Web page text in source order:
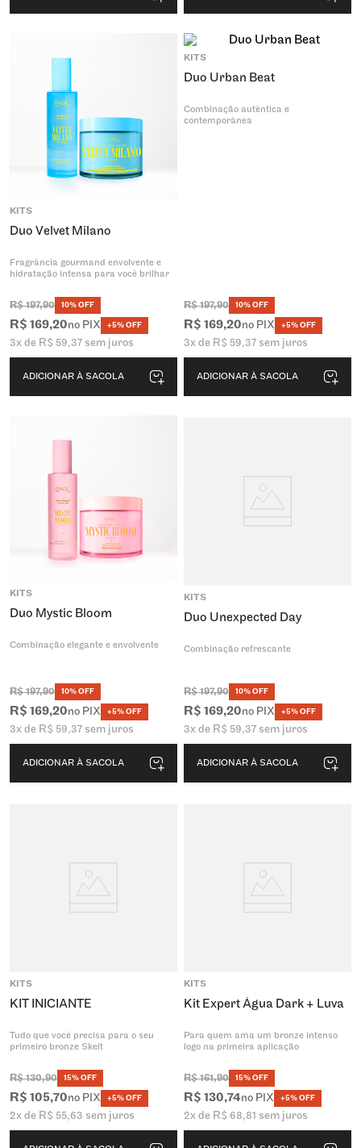
KITS
Duo Velvet Milano
Fragrância gourmand envolvente e
hidratação intensa para você brilhar
R$ 197,90 10% OFF
R$ 169,20no PIX +5% OFF
3x de R$ 59,37 sem juros
ADICIONAR À SACOLA
KITS
Duo Urban Beat
Combinação autêntica e
contemporânea
R$ 197,90 10% OFF
R$ 169,20no PIX +5% OFF
3x de R$ 59,37 sem juros
ADICIONAR À SACOLA
KITS
Duo Mystic Bloom
Combinação elegante e envolvente
R$ 197,90 10% OFF
R$ 169,20no PIX +5% OFF
3x de R$ 59,37 sem juros
ADICIONAR À SACOLA
KITS
Duo Unexpected Day
Combinação refrescante
R$ 197,90 10% OFF
R$ 169,20no PIX +5% OFF
3x de R$ 59,37 sem juros
ADICIONAR À SACOLA
KITS
KIT INICIANTE
Tudo que você precisa para o seu
primeiro bronze Skelt
R$ 130,90 15% OFF
R$ 105,70no PIX +5% OFF
2x de R$ 55,63 sem juros
KITS
Kit Expert Água Dark + Luva
Para quem ama um bronze intenso
logo na primeira aplicação
R$ 161,90 15% OFF
R$ 130,74no PIX +5% OFF
2x de R$ 68,81 sem juros